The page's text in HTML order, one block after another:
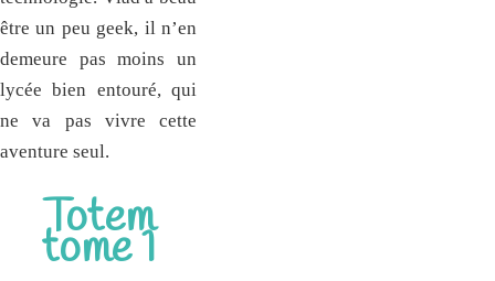
être un peu geek, il n’en
demeure pas moins un
lycée bien entouré, qui
ne va pas vivre cette
aventure seul.
Totem
tome 1